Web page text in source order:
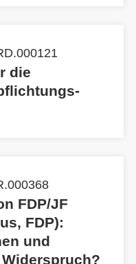
die
FDP/JF
FDP):
und